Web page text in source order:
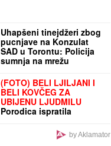
Uhapšeni tinejdžeri zbog
pucnjave na Konzulat
SAD u Torontu: Policija
sumnja na mrežu
plaćenih napada!
(FOTO) BELI LJILJANI I
BELI KOVČEG ZA
UBIJENU LJUDMILU
Porodica ispratila
Ruskinju koju je ugušio
turski državljanin u Borči:
Sveštenik držao opelo na
by Aklamator